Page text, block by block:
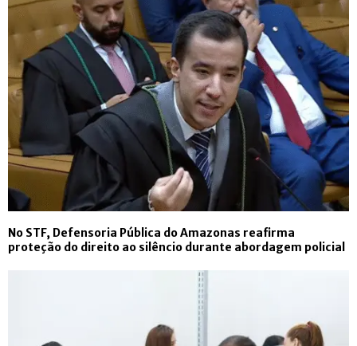
No STF, Defensoria Pública do Amazonas reafirma
proteção do direito ao silêncio durante abordagem policial